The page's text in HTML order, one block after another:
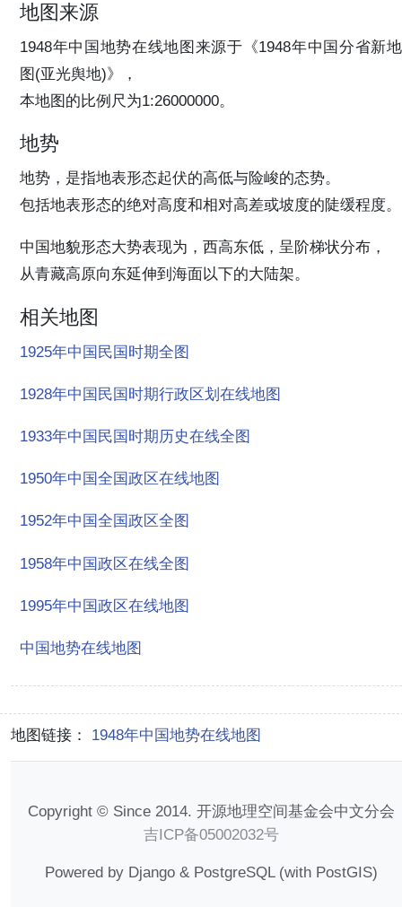
地图来源
1948年中国地势在线地图来源于《1948年中国分省新地
图(亚光舆地)》，
本地图的比例尺为1:26000000。
地势
地势，是指地表形态起伏的高低与险峻的态势。
包括地表形态的绝对高度和相对高差或坡度的陡缓程度。
中国地貌形态大势表现为，西高东低，呈阶梯状分布，
从青藏高原向东延伸到海面以下的大陆架。
相关地图
1925年中国民国时期全图
1928年中国民国时期行政区划在线地图
1933年中国民国时期历史在线全图
1950年中国全国政区在线地图
1952年中国全国政区全图
1958年中国政区在线全图
1995年中国政区在线地图
中国地势在线地图
地图链接： 1948年中国地势在线地图
Copyright © Since 2014. 开源地理空间基金会中文分会
吉ICP备05002032号
Powered by Django & PostgreSQL (with PostGIS)